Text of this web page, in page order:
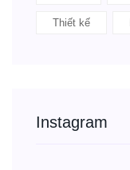
Thiết kế
Instagram